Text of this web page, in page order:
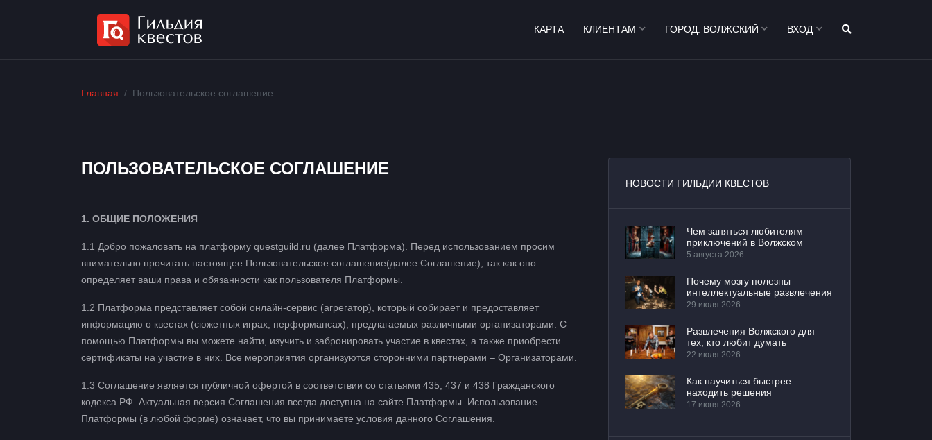
КАРТА КЛИЕНТАМ ГОРОД: ВОЛЖСКИЙ ВХОД
Главная Пользовательское соглашение
ПОЛЬЗОВАТЕЛЬСКОЕ СОГЛАШЕНИЕ
1. ОБЩИЕ ПОЛОЖЕНИЯ
1.1 Добро пожаловать на платформу questguild.ru (далее Платформа). Перед использованием просим
внимательно прочитать настоящее Пользовательское соглашение(далее Соглашение), так как оно
определяет ваши права и обязанности как пользователя Платформы.
1.2 Платформа представляет собой онлайн-сервис (агрегатор), который собирает и предоставляет
информацию о квестах (сюжетных играх, перформансах), предлагаемых различными организаторами. С
помощью Платформы вы можете найти, изучить и забронировать участие в квестах, а также приобрести
сертификаты на участие в них. Все мероприятия организуются сторонними партнерами – Организаторами.
1.3 Соглашение является публичной офертой в соответствии со статьями 435, 437 и 438 Гражданского
кодекса РФ. Актуальная версия Соглашения всегда доступна на сайте Платформы. Использование
Платформы (в любой форме) означает, что вы принимаете условия данного Соглашения.
НОВОСТИ ГИЛЬДИИ КВЕСТОВ
Чем заняться любителям
приключений в Волжском
5 августа 2026
Почему мозгу полезны
интеллектуальные развлечения
29 июля 2026
Развлечения Волжского для
тех, кто любит думать
22 июля 2026
Как научиться быстрее
находить решения
17 июня 2026